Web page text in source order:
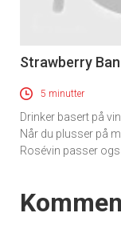
Strawberry
5 minutter
Drinker basert på
Når du plusser på
Rosévin passer
Events